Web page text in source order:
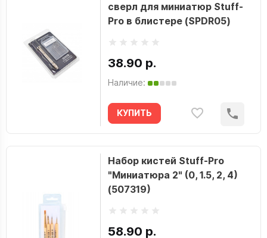
сверл для миниатюр Stuff-
Pro в блистере (SPDR05)
38.90 р.
Наличие:
КУПИТЬ
Набор кистей Stuff-Pro
"Миниатюра 2" (0, 1.5, 2, 4)
(507319)
58.90 р.